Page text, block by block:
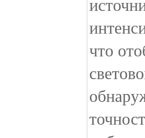
что